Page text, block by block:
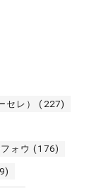
セレ） (227)
ォウ (176)